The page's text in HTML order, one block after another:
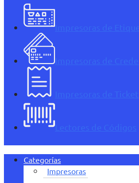
Impresoras de
Impresoras de
Impresoras de
Lectores de Códigos
Categorías
Impresoras